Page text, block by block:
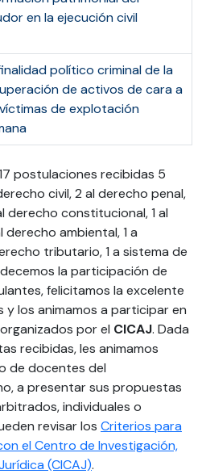
en la ejecución civil
político criminal de la
de activos de cara a
de explotación
postulaciones recibidas 5
civil, 2 al derecho penal,
derecho constitucional, 1 al
ambiental, 1 a
tributario, 1 a sistema de
la participación de
felicitamos la excelente
los animamos a participar en
por el CICAJ. Dada
recibidas, les animamos
de docentes del
a presentar sus propuestas
individuales o
revisar los Criterios para
el Centro de Investigación,
(CICAJ).